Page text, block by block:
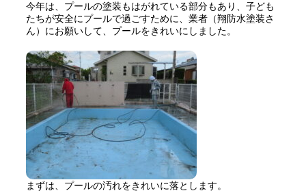
今年は、プールの塗装もはがれている部分もあり、子ども
たちが安全にプールで過ごすために、業者（翔防水塗装さ
ん）にお願いして、プールをきれいにしました。
まずは、プールの汚れをきれいに落とします。